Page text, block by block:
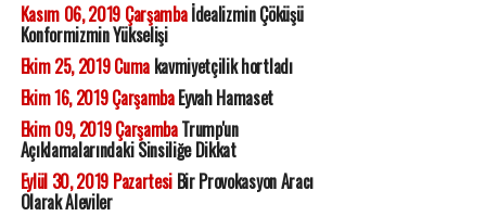
Kasım 06, 2019 Çarşambaİdealizmin Çöküşü
Konformizmin Yükselişi
Ekim 25, 2019 Cumakavmiyetçilik hortladı
Ekim 16, 2019 ÇarşambaEyvah Hamaset
Ekim 09, 2019 ÇarşambaTrump'un
Açıklamalarındaki Sinsiliğe Dikkat
Eylül 30, 2019 PazartesiBir Provokasyon Aracı
Olarak Aleviler